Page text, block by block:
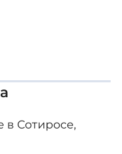
мин
Сотиросе,